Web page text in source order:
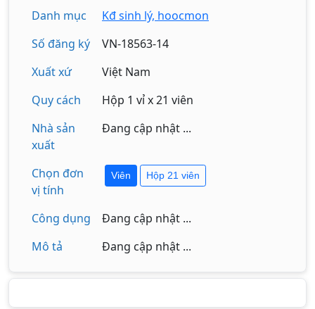
Danh mục
Kđ sinh lý, hoocmon
Số đăng ký
VN-18563-14
Xuất xứ
Việt Nam
Quy cách
Hộp 1 vỉ x 21 viên
Nhà sản
xuất
Đang cập nhật ...
Chọn đơn
vị tính
Viên Hộp 21 viên
Công dụng
Đang cập nhật ...
Mô tả
Đang cập nhật ...